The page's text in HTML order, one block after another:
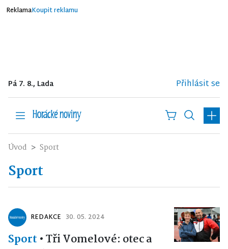
ReklamaKoupit reklamu
Pá 7. 8., Lada Přihlásit se
Úvod Sport
Sport
REDAKCE 30. 05. 2024
Sport •Tři Vomelové: otec a